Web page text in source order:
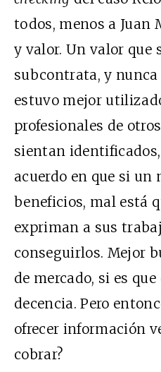
todos, menos a Juan
y valor. Un valor que
subcontrata, y nunca
estuvo mejor
profesionales de
sientan
acuerdo en que si un
beneficios, mal está
expriman a sus
conseguirlos. Mejor
de mercado, si es
decencia. Pero
ofrecer información
cobrar?